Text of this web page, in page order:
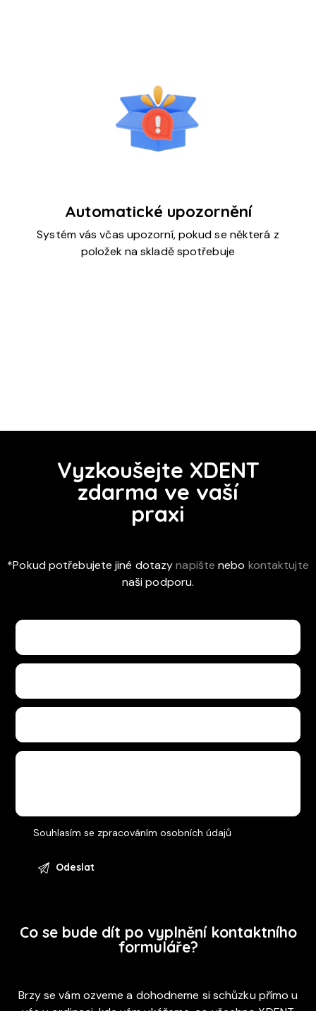
Automatické upozornění
Systém vás včas upozorní, pokud se některá z
položek na skladě spotřebuje
Vyzkoušejte XDENT
zdarma ve vaší
praxi
*Pokud potřebujete jiné dotazynapištenebo kontaktujte
naši podporu.
Souhlasím se zpracováním osobních údajů
Co se bude dít po vyplnění kontaktního
formuláře?
Brzy se vám ozveme a dohodneme si schůzku přímo u